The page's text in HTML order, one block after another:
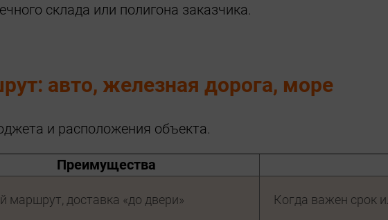
склада или полигона заказчика.
авто, железная дорога, море
и расположения объекта.
Преимущества
маршрут, доставка «до двери» Когда важен срок